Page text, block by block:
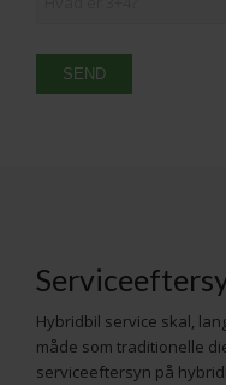
Hybridbil service skal,
måde som traditionelle
serviceeftersyn på